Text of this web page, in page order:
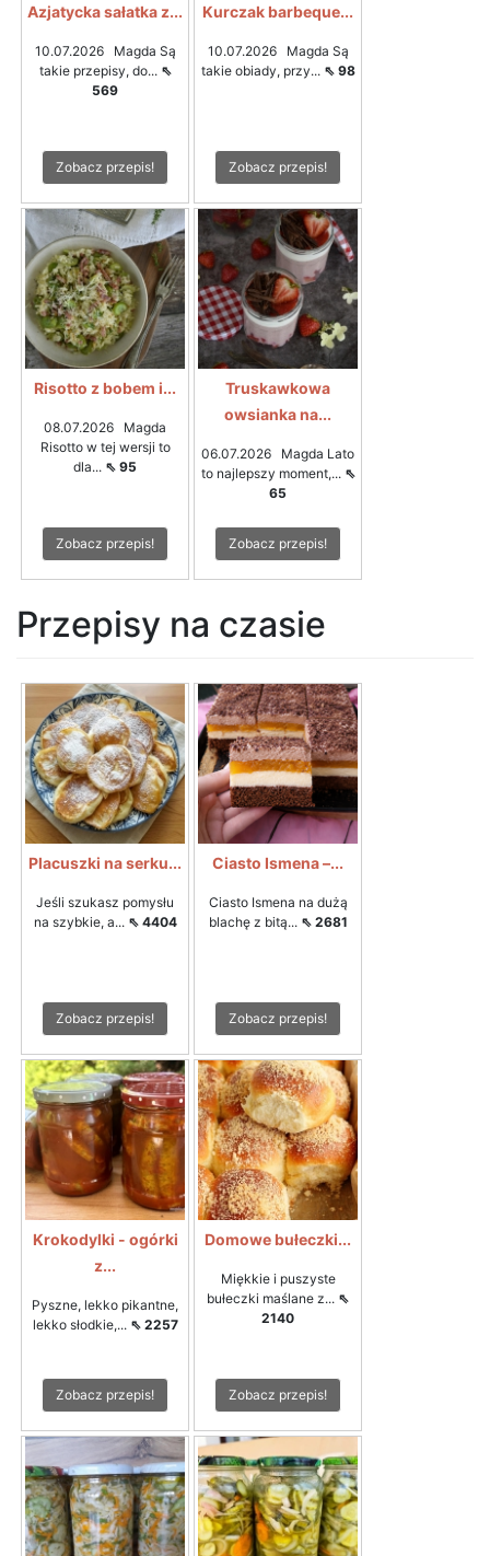
Azjatycka sałatka z...
10.07.2026 Magda Są
takie przepisy, do... ⇖
569
Zobacz przepis!
Kurczak barbeque...
10.07.2026 Magda Są
takie obiady, przy... ⇖ 98
Zobacz przepis!
Risotto z bobem i...
08.07.2026 Magda
Risotto w tej wersji to
dla... ⇖ 95
Zobacz przepis!
Truskawkowa
owsianka na...
06.07.2026 Magda Lato
to najlepszy moment,... ⇖
65
Zobacz przepis!
Przepisy na czasie
Placuszki na serku...
Jeśli szukasz pomysłu
na szybkie, a... ⇖ 4404
Zobacz przepis!
Ciasto Ismena –...
Ciasto Ismena na dużą
blachę z bitą... ⇖ 2681
Zobacz przepis!
Krokodylki - ogórki
z...
Pyszne, lekko pikantne,
lekko słodkie,... ⇖ 2257
Zobacz przepis!
Domowe bułeczki...
Miękkie i puszyste
bułeczki maślane z... ⇖
2140
Zobacz przepis!